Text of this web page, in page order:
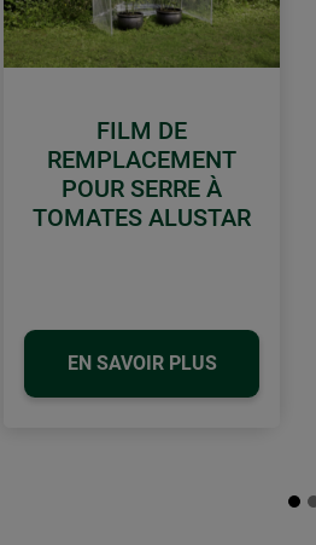
FILM DE
REMPLACEMENT
POUR SERRE À
TOMATES ALUSTAR
EN SAVOIR PLUS